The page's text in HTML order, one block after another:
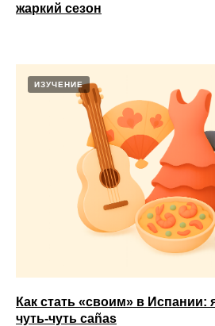
жаркий сезон
ИЗУЧЕНИЕ
Как стать «своим» в Испании:
чуть-чуть cañas